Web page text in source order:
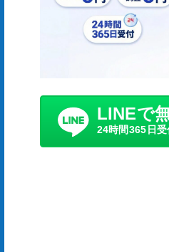
LINEで
24時間365日受